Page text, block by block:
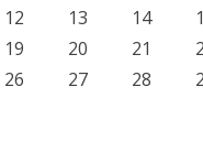
12 13 14
19 20 21
26 27 28